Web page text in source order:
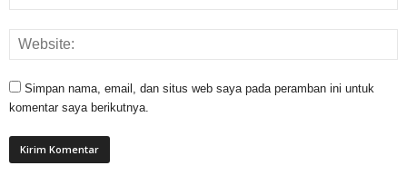
Simpan nama, email, dan situs web saya pada peramban ini untuk
komentar saya berikutnya.